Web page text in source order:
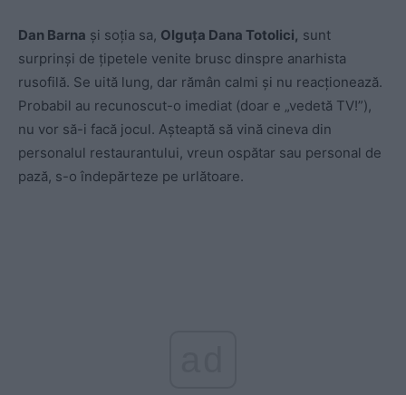
Dan Barna și soția sa, Olguța Dana Totolici, sunt
surprinși de țipetele venite brusc dinspre anarhista
rusofilă. Se uită lung, dar rămân calmi și nu reacționează.
Probabil au recunoscut-o imediat (doar e „vedetă TV!”),
nu vor să-i facă jocul. Așteaptă să vină cineva din
personalul restaurantului, vreun ospătar sau personal de
pază, s-o îndepărteze pe urlătoare.